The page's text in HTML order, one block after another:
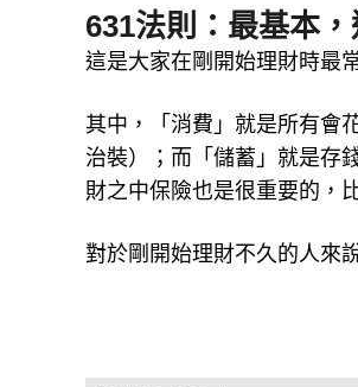
631法則：最基本
這是大家在剛開始理財時最
其中，「消費」就是所有會
治裝）；而「儲蓄」就是存
財之中保險也是很重要的，
對於剛開始理財不久的人來